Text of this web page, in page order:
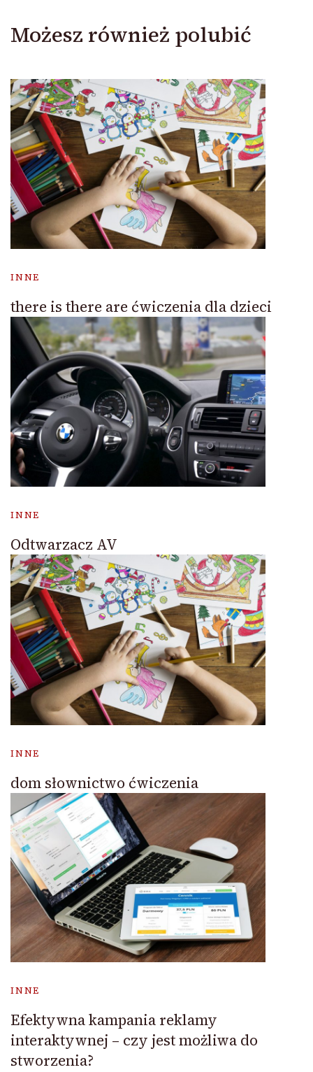
Możesz również polubić
INNE
there is there are ćwiczenia dla dzieci
INNE
Odtwarzacz AV
INNE
dom słownictwo ćwiczenia
INNE
Efektywna kampania reklamy
interaktywnej – czy jest możliwa do
stworzenia?